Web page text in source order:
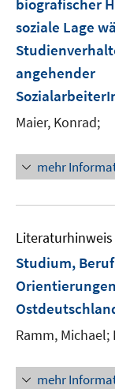
biografischer
soziale Lage
angehender
Maier, Konrad;
mehr
Literaturhinweis
Studium,
Ramm, Michael;
mehr